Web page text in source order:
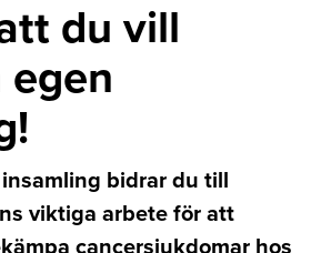
du vill
bidrar du till
viktiga arbete för att
cancersjukdomar hos